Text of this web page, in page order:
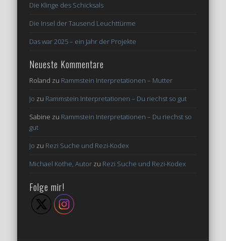
Die Klinge des Schicksals
Die Insel der Tausend Leuchttürme
Das war 2025 – ein Jahr der Projekte
Neueste Kommentare
Roland zu Rammstein Interpretationen – Mutter
Jo zu Rammstein Interpretationen – Du riechst so gut
Sabine zu Rammstein Interpretationen – Du riechst so
gut
Jo zu Rezi Suche und Rezi-Kodex
Michael Kothe, Autor zu Rezi Suche und Rezi-Kodex
Folge mir!